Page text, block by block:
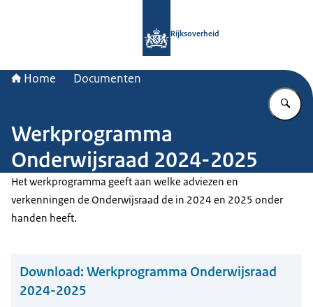
Rijksoverheid
Home Documenten
Werkprogramma
Onderwijsraad 2024-2025
Het werkprogramma geeft aan welke adviezen en
verkenningen de Onderwijsraad de in 2024 en 2025 onder
handen heeft.
Download: Werkprogramma Onderwijsraad
2024-2025